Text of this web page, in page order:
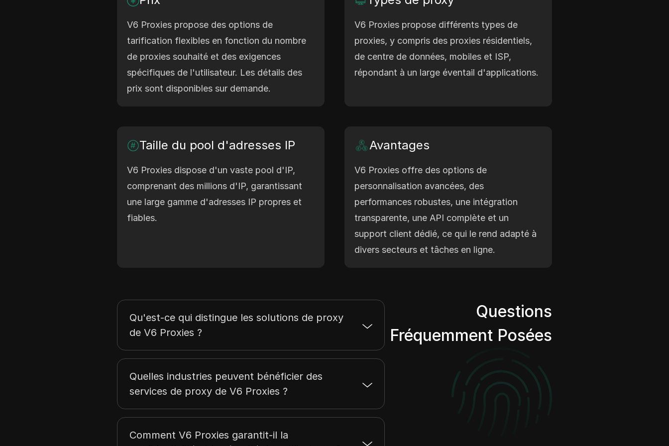
V6 Proxies propose des options de
tarification flexibles en fonction du nombre
de proxies souhaité et des exigences
spécifiques de l'utilisateur. Les détails des
prix sont disponibles sur demande.
V6 Proxies propose différents types de
proxies, y compris des proxies résidentiels,
de centre de données, mobiles et ISP,
répondant à un large éventail d'applications.
Taille du pool d'adresses IP
V6 Proxies dispose d'un vaste pool d'IP,
comprenant des millions d'IP, garantissant
une large gamme d'adresses IP propres et
fiables.
Avantages
V6 Proxies offre des options de
personnalisation avancées, des
performances robustes, une intégration
transparente, une API complète et un
support client dédié, ce qui le rend adapté à
divers secteurs et tâches en ligne.
Questions
Fréquemment Posées
Qu'est-ce qui distingue les solutions de proxy
de V6 Proxies ?
Quelles industries peuvent bénéficier des
services de proxy de V6 Proxies ?
Comment V6 Proxies garantit-il la